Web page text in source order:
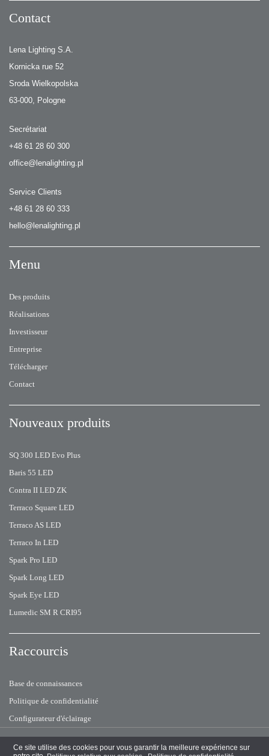
Ce site utilise des cookies pour vous garantir la meilleure expérience sur
Contact
Lena Lighting S.A.
Kornicka rue 52
Sroda Wielkopolska
63-000, Pologne
Secrétariat
+48 61 28 60 300
office@lenalighting.pl
Service Clients
+48 61 28 60 333
hello@lenalighting.pl
Menu
Des produits
Réalisations
Investisseur
Entreprise
Télécharger
Contact
Nouveaux produits
SQ 300 LED Evo Plus
Baris 55 LED
Contra II LED ZK
Terraco Square LED
Terraco AS LED
Terraco In LED
Spark Pro LED
Spark Long LED
Spark Eye LED
Lumedic SM R CRI95
Raccourcis
Base de connaissances
Politique de confidentialité
Configurateur d'éclairage
Tous droits réservés© 2026 Lena Lighting